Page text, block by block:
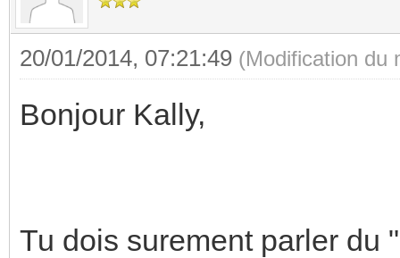
20/01/2014, 07:21:49 (Modification du
Bonjour Kally,
Tu dois surement parler du